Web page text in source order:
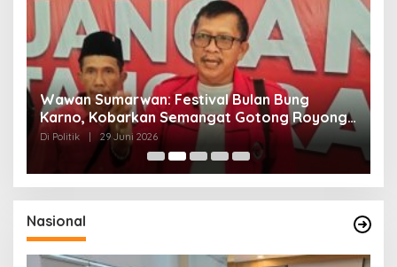
Wawan Sumarwan: Festival Bulan Bung
Karno, Kobarkan Semangat Gotong Royong
dan Kepedulian Sosial
Di Politik 29 Juni 2026
Nasional